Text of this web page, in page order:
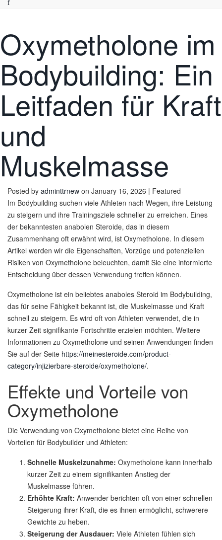
Oxymetholone im
Bodybuilding: Ein
Leitfaden für Kraft
und
Muskelmasse
Posted by adminttrnew on January 16, 2026 | Featured
Im Bodybuilding suchen viele Athleten nach Wegen, ihre Leistung
zu steigern und ihre Trainingsziele schneller zu erreichen. Eines
der bekanntesten anabolen Steroide, das in diesem
Zusammenhang oft erwähnt wird, ist Oxymetholone. In diesem
Artikel werden wir die Eigenschaften, Vorzüge und potenziellen
Risiken von Oxymetholone beleuchten, damit Sie eine informierte
Entscheidung über dessen Verwendung treffen können.
Oxymetholone ist ein beliebtes anaboles Steroid im Bodybuilding,
das für seine Fähigkeit bekannt ist, die Muskelmasse und Kraft
schnell zu steigern. Es wird oft von Athleten verwendet, die in
kurzer Zeit signifikante Fortschritte erzielen möchten. Weitere
Informationen zu Oxymetholone und seinen Anwendungen finden
Sie auf der Seite https://meinesteroide.com/product-
category/injizierbare-steroide/oxymetholone/.
Effekte und Vorteile von
Oxymetholone
Die Verwendung von Oxymetholone bietet eine Reihe von
Vorteilen für Bodybuilder und Athleten:
Schnelle Muskelzunahme: Oxymetholone kann innerhalb
kurzer Zeit zu einem signifikanten Anstieg der
Muskelmasse führen.
Erhöhte Kraft: Anwender berichten oft von einer schnellen
Steigerung ihrer Kraft, die es ihnen ermöglicht, schwerere
Gewichte zu heben.
Steigerung der Ausdauer: Viele Athleten fühlen sich